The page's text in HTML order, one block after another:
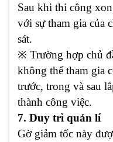
Sau khi thi công
với sự tham gia của
sát.
※ Trường hợp chủ
không thể tham gia
trước, trong và sau
thành công việc.
7. Duy trì quản lí
Gờ giảm tốc này